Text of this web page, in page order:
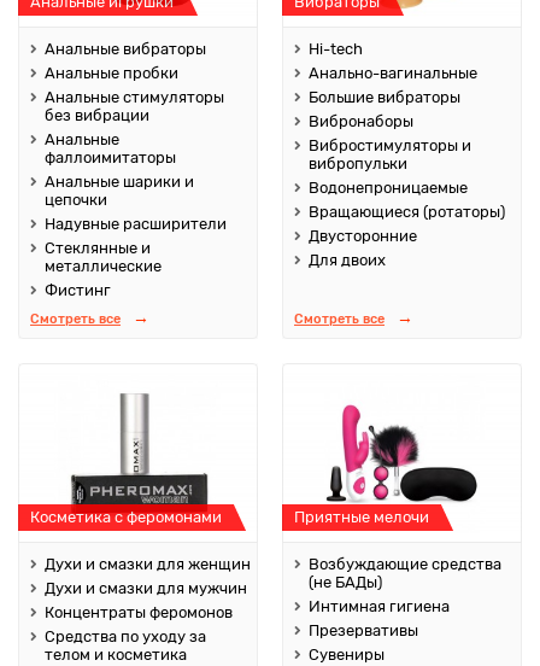
Анальные вибраторы
Анальные пробки
Анальные стимуляторы
без вибрации
Анальные
фаллоимитаторы
Анальные шарики и
цепочки
Надувные расширители
Стеклянные и
металлические
Фистинг
Смотреть все
Hi-tech
Анально-вагинальные
Большие вибраторы
Вибронаборы
Вибростимуляторы и
вибропульки
Водонепроницаемые
Вращающиеся (ротаторы)
Двусторонние
Для двоих
Смотреть все
Косметика с феромонами
Духи и смазки для женщин
Духи и смазки для мужчин
Концентраты феромонов
Средства по уходу за
телом и косметика
Приятные мелочи
Возбуждающие средства
(не БАДы)
Интимная гигиена
Презервативы
Сувениры